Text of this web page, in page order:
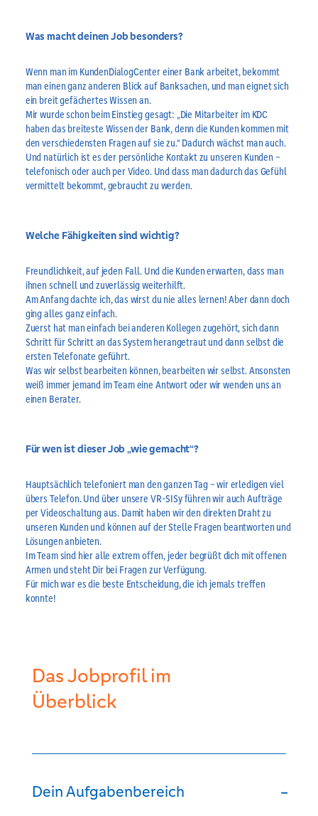
Was macht deinen Job besonders?
Wenn man im KundenDialogCenter einer Bank arbeitet, bekommt
man einen ganz anderen Blick auf Banksachen, und man eignet sich
ein breit gefächertes Wissen an.
Mir wurde schon beim Einstieg gesagt: „Die Mitarbeiter im KDC
haben das breiteste Wissen der Bank, denn die Kunden kommen mit
den verschiedensten Fragen auf sie zu.“ Dadurch wächst man auch.
Und natürlich ist es der persönliche Kontakt zu unseren Kunden –
telefonisch oder auch per Video. Und dass man dadurch das Gefühl
vermittelt bekommt, gebraucht zu werden.
Welche Fähigkeiten sind wichtig?
Freundlichkeit, auf jeden Fall. Und die Kunden erwarten, dass man
ihnen schnell und zuverlässig weiterhilft.
Am Anfang dachte ich, das wirst du nie alles lernen! Aber dann doch
ging alles ganz einfach.
Zuerst hat man einfach bei anderen Kollegen zugehört, sich dann
Schritt für Schritt an das System herangetraut und dann selbst die
ersten Telefonate geführt.
Was wir selbst bearbeiten können, bearbeiten wir selbst. Ansonsten
weiß immer jemand im Team eine Antwort oder wir wenden uns an
einen Berater.
Für wen ist dieser Job „wie gemacht“?
Hauptsächlich telefoniert man den ganzen Tag – wir erledigen viel
übers Telefon. Und über unsere VR-SISy führen wir auch Aufträge
per Videoschaltung aus. Damit haben wir den direkten Draht zu
unseren Kunden und können auf der Stelle Fragen beantworten und
Lösungen anbieten.
Im Team sind hier alle extrem offen, jeder begrüßt dich mit offenen
Armen und steht Dir bei Fragen zur Verfügung.
Für mich war es die beste Entscheidung, die ich jemals treffen
konnte!
Das Jobprofil im
Überblick
-
Dein Aufgabenbereich